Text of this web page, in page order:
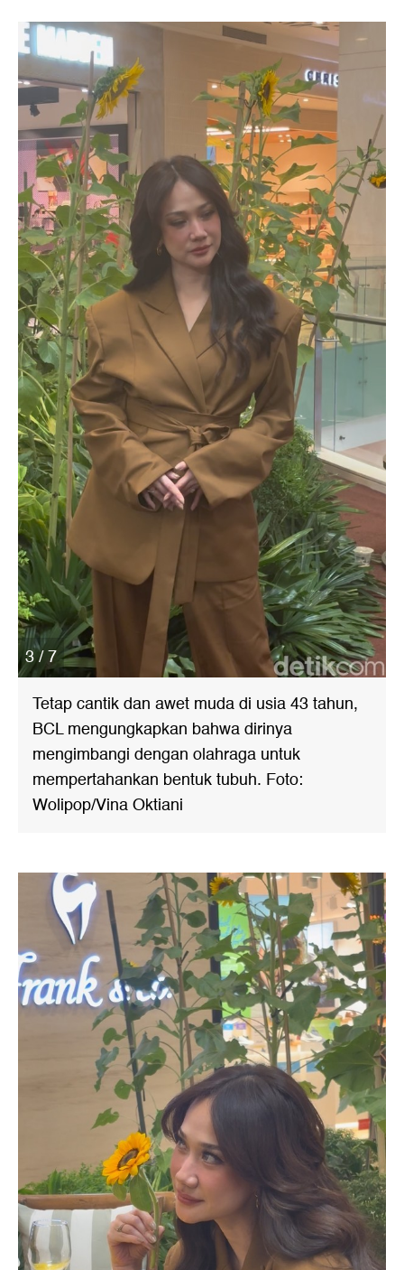
3 / 7
Tetap cantik dan awet muda di usia 43 tahun,
BCL mengungkapkan bahwa dirinya
mengimbangi dengan olahraga untuk
mempertahankan bentuk tubuh. Foto:
Wolipop/Vina Oktiani